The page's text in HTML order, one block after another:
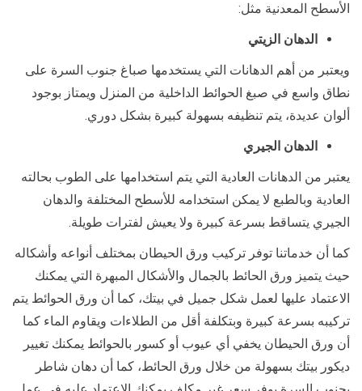
الأسطح المعدنية مثل:
الدهان الزيتي
ويعتبر من أهم الدهانات التي يستخدمها صباغ جنوب السرة على
نطاق واسع في صبغ الحوائط الداخلية من المنزل ويمتاز بوجود
ألوان عديدة، يتم تنظيفه بسهولة كبيرة بشكل دوري.
الدهان الجيري
يعتبر من الدهانات العادية التي يتم استخدامها على الطوب بحالته
العادية وبالطبع لا يمكن استخدامه للأسطح المختلفة والدهان
الجيري يتساقط بسرعة كبيرة ولا يعيش لفترات طويلة.
كما أن خدماتنا توفر تركيب ورق الحيطان بمختلف أنواعه وأشكاله
حيث يتميز ورق الحائط بالجمال والأشكال المبهرة التي يمكنك
الاعتماد عليها لعمل شكل جميل في بيتك، كما أن ورق الحوائط يتم
تركيبه بسرعة كبيرة وبتكلفة أقل من الطلاءات ويقاوم الماء كما
أن ورق الحيطان يخفي أي عيوب أو كسور بالحوائط يمكنك تغيير
ديكور بيتك بسهولة من خلال ورق الحائط، كما أن دهان شاطر